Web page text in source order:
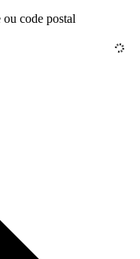
code postal